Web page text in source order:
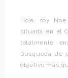
Hola, soy
situada en el
totalmente
búsqueda de
objetivo más